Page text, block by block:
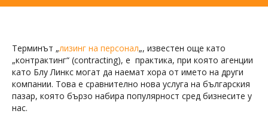
Терминът „лизинг на персонал„, известен още като
„контрактинг“ (contracting), е практика, при която агенции
като Блу Линкс могат да наемат хора от името на други
компании. Това е сравнително нова услуга на българския
пазар, която бързо набира популярност сред бизнесите у
нас.